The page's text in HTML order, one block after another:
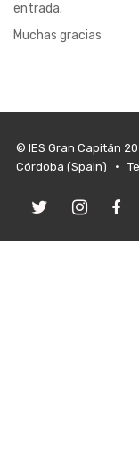
entrada.
Muchas gracias
© IES Gran Capitán
Córdoba (Spain) •